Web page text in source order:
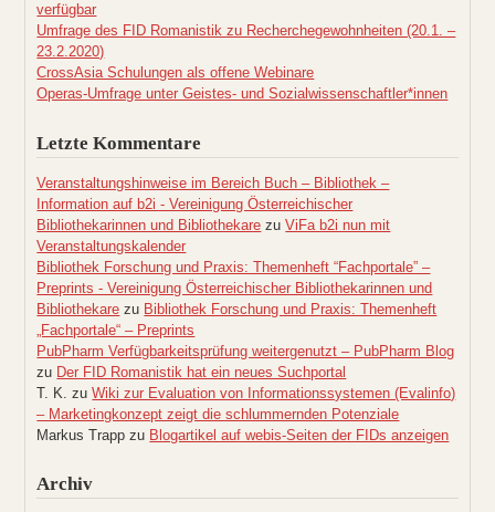
verfügbar
Umfrage des FID Romanistik zu Recherchegewohnheiten (20.1. –
23.2.2020)
CrossAsia Schulungen als offene Webinare
Operas-Umfrage unter Geistes- und Sozialwissenschaftler*innen
Letzte Kommentare
Veranstaltungshinweise im Bereich Buch – Bibliothek –
Information auf b2i - Vereinigung Österreichischer
Bibliothekarinnen und Bibliothekare zuViFa b2i nun mit
Veranstaltungskalender
Bibliothek Forschung und Praxis: Themenheft “Fachportale” –
Preprints - Vereinigung Österreichischer Bibliothekarinnen und
Bibliothekare zu Bibliothek Forschung und Praxis: Themenheft
„Fachportale“ – Preprints
PubPharm Verfügbarkeitsprüfung weitergenutzt – PubPharm Blog
zu Der FID Romanistik hat ein neues Suchportal
T. K. zuWiki zur Evaluation von Informationssystemen (Evalinfo)
– Marketingkonzept zeigt die schlummernden Potenziale
Markus Trapp zu Blogartikel auf webis-Seiten der FIDs anzeigen
Archiv